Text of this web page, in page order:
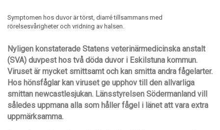
Symptomen hos duvor är törst, diarré tillsammans med
rörelsesvårigheter och vridning av halsen.
Nyligen konstaterade Statens veterinärmedicinska anstalt
(SVA) duvpest hos två döda duvor i Eskilstuna kommun.
Viruset är mycket smittsamt och kan smitta andra fågelarter.
Hos hönsfåglar kan viruset ge upphov till den allvarliga
smittan newcastlesjukan. Länsstyrelsen Södermanland vill
således uppmana alla som håller fågel i länet att vara extra
uppmärksamma.